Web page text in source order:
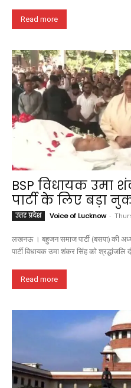
Read more
BSP विधायक उमा
पार्टी के लिए बड़ा
उत्तर प्रदेश Voice of Lucknow -
लखनऊ । बहुजन समाज पार्टी (बसपा) की
पार्टी विधायक उमा शंकर सिंह को श्रद्धांजलि
Read more